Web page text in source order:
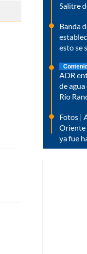
Salitre
Banda
esto se
ADR
de
Río
Fotos |
Oriente
ya fue